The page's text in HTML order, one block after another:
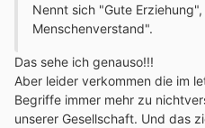
Nennt sich "Gute
Menschenverstand".
Das sehe ich genauso!!!
Aber leider verkommen die im
Begriffe immer mehr zu
unserer Gesellschaft. Und das